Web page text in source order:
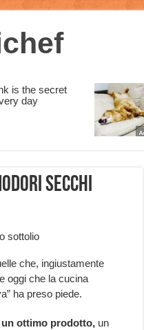
secchi
che, ingiustamente
oggi che la cucina
ha preso piede.
ottimo prodotto, un